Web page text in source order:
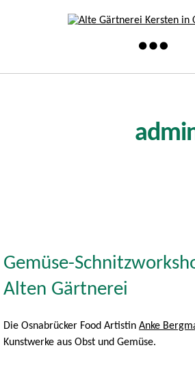
Gemüse-
Alten Gärtnerei
Die Osnabrücker Food Artistin Anke
Kunstwerke aus Obst und Gemüse.